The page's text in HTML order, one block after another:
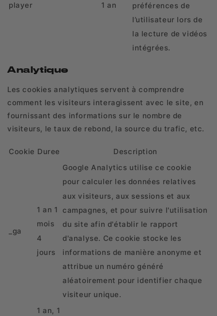
player 1 an
préférences de
l’utilisateur lors de
la lecture de vidéos
intégrées.
Analytique
Les cookies analytiques servent à comprendre
comment les visiteurs interagissent avec le site, en
fournissant des informations sur le nombre de
visiteurs, le taux de rebond, la source du trafic, etc.
Cookie Duree Description
_ga
1 an 1
mois
4
jours
Google Analytics utilise ce cookie
pour calculer les données relatives
aux visiteurs, aux sessions et aux
campagnes, et pour suivre l'utilisation
du site afin d'établir le rapport
d'analyse. Ce cookie stocke les
informations de manière anonyme et
attribue un numéro généré
aléatoirement pour identifier chaque
visiteur unique.
1 an, 1